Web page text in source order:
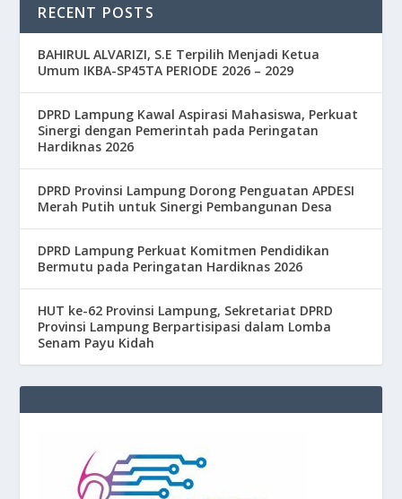
RECENT POSTS
BAHIRUL ALVARIZI, S.E Terpilih Menjadi Ketua
Umum IKBA-SP45TA PERIODE 2026 – 2029
DPRD Lampung Kawal Aspirasi Mahasiswa, Perkuat
Sinergi dengan Pemerintah pada Peringatan
Hardiknas 2026
DPRD Provinsi Lampung Dorong Penguatan APDESI
Merah Putih untuk Sinergi Pembangunan Desa
DPRD Lampung Perkuat Komitmen Pendidikan
Bermutu pada Peringatan Hardiknas 2026
HUT ke-62 Provinsi Lampung, Sekretariat DPRD
Provinsi Lampung Berpartisipasi dalam Lomba
Senam Payu Kidah